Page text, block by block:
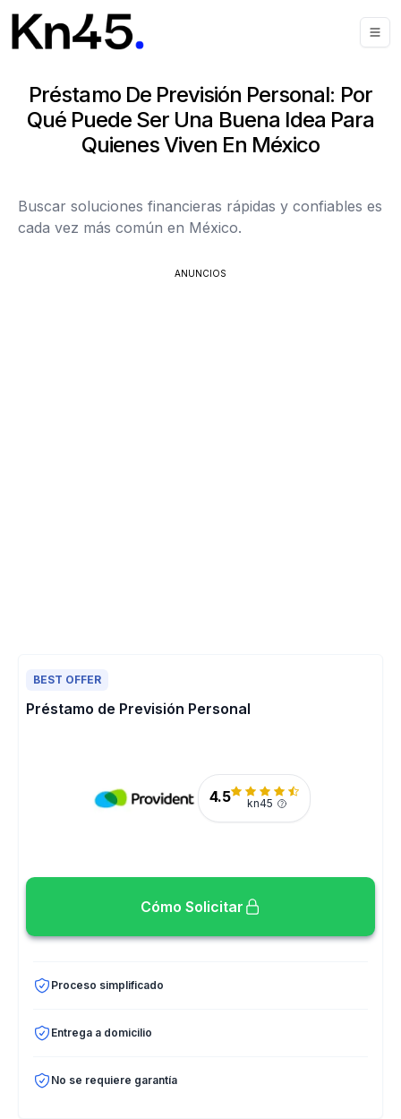
Préstamo De Previsión Personal: Por
Qué Puede Ser Una Buena Idea Para
Quienes Viven En México
Buscar soluciones financieras rápidas y confiables es
cada vez más común en México.
ANUNCIOS
BEST OFFER
Préstamo de Previsión Personal
4.5 kn45
Cómo Solicitar
Proceso simplificado
Entrega a domicilio
No se requiere garantía